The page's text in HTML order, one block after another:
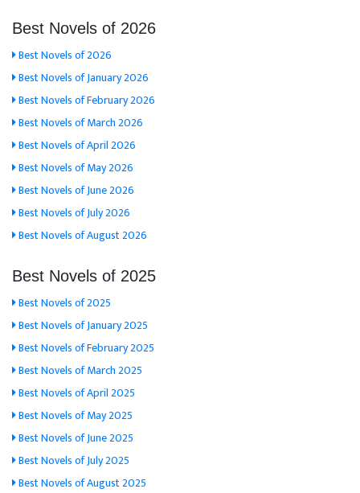
Best Novels of 2026
Best Novels of 2026
Best Novels of January 2026
Best Novels of February 2026
Best Novels of March 2026
Best Novels of April 2026
Best Novels of May 2026
Best Novels of June 2026
Best Novels of July 2026
Best Novels of August 2026
Best Novels of 2025
Best Novels of 2025
Best Novels of January 2025
Best Novels of February 2025
Best Novels of March 2025
Best Novels of April 2025
Best Novels of May 2025
Best Novels of June 2025
Best Novels of July 2025
Best Novels of August 2025